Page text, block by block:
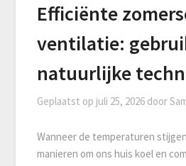
Efficiënte
ventilatie:
natuurlijke
Geplaatst op juli 25, 2026 door
Wanneer de temperaturen
manieren om ons huis koel en